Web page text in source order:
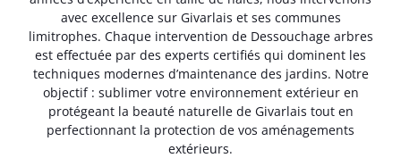
avec excellence sur Givarlais et ses communes
limitrophes. Chaque intervention de Dessouchage arbres
est effectuée par des experts certifiés qui dominent les
techniques modernes d’maintenance des jardins. Notre
objectif : sublimer votre environnement extérieur en
protégeant la beauté naturelle de Givarlais tout en
perfectionnant la protection de vos aménagements
extérieurs.